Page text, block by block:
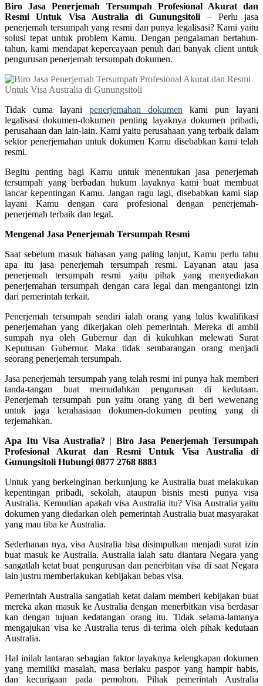
Biro Jasa Penerjemah Tersumpah Profesional Akurat dan
Resmi Untuk Visa Australia di Gunungsitoli – Perlu jasa
penerjemah tersumpah yang resmi dan punya legalisasi? Kami yaitu
solusi tepat untuk problem Kamu. Dengan pengalaman bertahun-
tahun, kami mendapat kepercayaan penuh dari banyak client untuk
pengurusan penerjemah tersumpah dokumen.
Tidak cuma layani penerjemahan dokumen kami pun layani
legalisasi dokumen-dokumen penting layaknya dokumen pribadi,
perusahaan dan lain-lain. Kami yaitu perusahaan yang terbaik dalam
sektor penerjemahan untuk dokumen Kamu disebabkan kami telah
resmi.
Begitu penting bagi Kamu untuk menentukan jasa penerjemah
tersumpah yang berbadan hukum layaknya kami buat membuat
lancar kepentingan Kamu. Jangan ragu lagi, disebabkan kami siap
layani Kamu dengan cara profesional dengan penerjemah-
penerjemah terbaik dan legal.
Mengenal Jasa Penerjemah Tersumpah Resmi
Saat sebelum masuk bahasan yang paling lanjut, Kamu perlu tahu
apa itu jasa penerjemah tersumpah resmi. Layanan atau jasa
penerjemah tersumpah resmi yaitu pihak yang menyediakan
penerjemahan tersumpah dengan cara legal dan mengantongi izin
dari pemerintah terkait.
Penerjemah tersumpah sendiri ialah orang yang lulus kwalifikasi
penerjemahan yang dikerjakan oleh pemerintah. Mereka di ambil
sumpah nya oleh Gubernur dan di kukuhkan melewati Surat
Keputusan Gubernur. Maka tidak sembarangan orang menjadi
seorang penerjemah tersumpah.
Jasa penerjemah tersumpah yang telah resmi ini punya hak memberi
tanda-tangan buat memudahkan pengurusan di kedutaan.
Penerjemah tersumpah pun yaitu orang yang di beri wewenang
untuk jaga kerahasiaan dokumen-dokumen penting yang di
terjemahkan.
Apa Itu Visa Australia? | Biro Jasa Penerjemah Tersumpah
Profesional Akurat dan Resmi Untuk Visa Australia di
Gunungsitoli Hubungi 0877 2768 8883
Untuk yang berkeinginan berkunjung ke Australia buat melakukan
kepentingan pribadi, sekolah, ataupun bisnis mesti punya visa
Australia. Kemudian apakah visa Australia itu? Visa Australia yaitu
dokumen yang diedarkan oleh pemerintah Australia buat masyarakat
yang mau tiba ke Australia.
Sederhanan nya, visa Australia bisa disimpulkan menjadi surat izin
buat masuk ke Australia. Australia ialah satu diantara Negara yang
sangatlah ketat buat pengurusan dan penerbitan visa di saat Negara
lain justru memberlakukan kebijakan bebas visa.
Pemerintah Australia sangatlah ketat dalam memberi kebijakan buat
mereka akan masuk ke Australia dengan menerbitkan visa berdasar
kan dengan tujuan kedatangan orang itu. Tidak selama-lamanya
mengajukan visa ke Australia terus di terima oleh pihak kedutaan
Australia.
Hal inilah lantaran sebagian faktor layaknya kelengkapan dokumen
yang memiliki masalah, masa berlaku paspor yang hampir habis,
dan kecurigaan pada pemohon. Pihak pemerintah Australia